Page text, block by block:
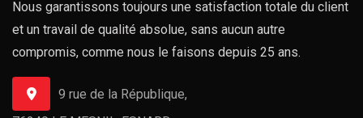
Nous garantissons toujours une satisfaction totale du client
et un travail de qualité absolue, sans aucun autre
compromis, comme nous le faisons depuis 25 ans.
9 rue de la République,